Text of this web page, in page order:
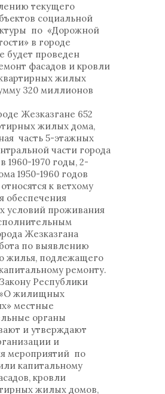
текущего
социальной
по «Дорожной
в городе
будет проведен
фасадов и кровли
жилых
320 миллионов
Жезказгане 652
жилых дома,
часть 5-этажных
части города
1960-1970 годы, 2-
1950-1960 годов
к ветхому
обеспечения
условий проживания
Жезказгана
по выявлению
жилья, подлежащего
ремонту.
Республики
«О жилищных
местные
органы
и утверждают
и
мероприятий по
капитальному
кровли
жилых домов,